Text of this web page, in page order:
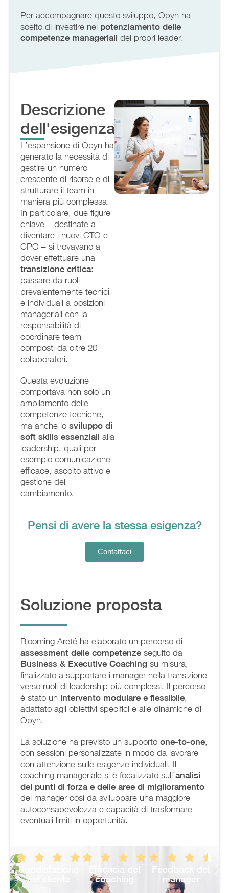
Per accompagnare questo sviluppo, Opyn ha
scelto di investire nel potenziamento delle
competenze manageriali dei propri leader.
Descrizione
dell'esigenza
L’espansione di Opyn ha
generato la necessità di
gestire un numero
crescente di risorse e di
strutturare il team in
maniera più complessa.
In particolare, due figure
chiave – destinate a
diventare i nuovi CTO e
CPO – si trovavano a
dover effettuare una
transizione critica:
passare da ruoli
prevalentemente tecnici
e individuali a posizioni
manageriali con la
responsabilità di
coordinare team
composti da oltre 20
collaboratori.
Questa evoluzione
comportava non solo un
ampliamento delle
competenze tecniche,
ma anche lo sviluppo di
soft skills essenziali alla
leadership, quali per
esempio comunicazione
efficace, ascolto attivo e
gestione del
cambiamento.
Pensi di avere la stessa esigenza?
Contattaci
Soluzione proposta
Blooming Areté ha elaborato un percorso di
assessment delle competenze seguito da
Business & Executive Coaching su misura,
finalizzato a supportare i manager nella transizione
verso ruoli di leadership più complessi. Il percorso
è stato un intervento modulare e flessibile,
adattato agli obiettivi specifici e alle dinamiche di
Opyn.
La soluzione ha previsto un supporto one-to-one,
con sessioni personalizzate in modo da lavorare
con attenzione sulle esigenze individuali. Il
coaching manageriale si è focalizzato sull’analisi
dei punti di forza e delle aree di miglioramento
dei manager così da sviluppare una maggiore
autoconsapevolezza e capacità di trasformare
eventuali limiti in opportunità.
Soddisfazione
del cliente
Efficacia del
coaching
Feedback dei
manager